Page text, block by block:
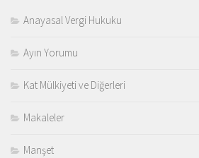
İletişim
Anayasal Vergi Hukuku
Ayın Yorumu
Kat Mülkiyeti ve Diğerleri
Makaleler
Manşet